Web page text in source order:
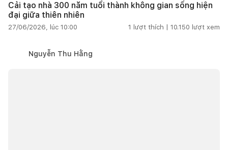
Cải tạo nhà 300 năm tuổi thành không gian sống hiện
đại giữa thiên nhiên
27/06/2026, lúc 10:00 1 lượt thích | 10.150 lượt xem
Nguyễn Thu Hằng